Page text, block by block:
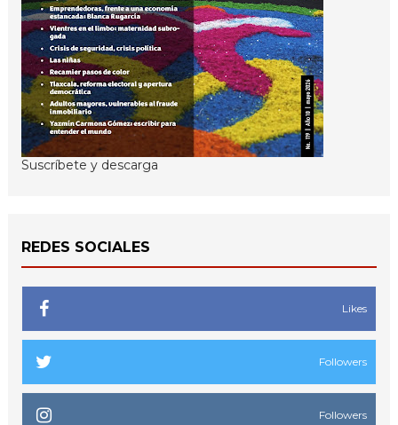
Suscríbete y descarga
REDES SOCIALES
Likes
Followers
Followers